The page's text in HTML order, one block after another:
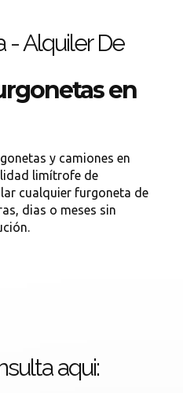
- Alquiler De
en
y camiones en
limítrofe de
cualquier furgoneta de
dias o meses sin
aqui: